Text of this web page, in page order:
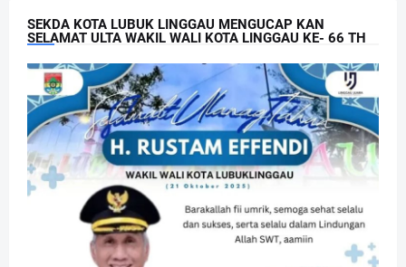
SEKDA KOTA LUBUK LINGGAU MENGUCAP KAN
SELAMAT ULTA WAKIL WALI KOTA LINGGAU KE- 66 TH